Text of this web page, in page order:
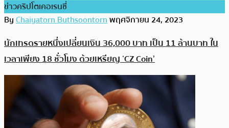
ข่าวคริปโตเคอเรนซี่
ByChaiyatorn Buthsoontornพฤศจิกายน 24, 2023
นักเทรดรายหนึ่งเปลี่ยนเงิน 36,000 บาท เป็น 11 ล้านบาท ใน
เวลาเพียง 18 ชั่วโมง ด้วยเหรียญ ‘CZ Coin’